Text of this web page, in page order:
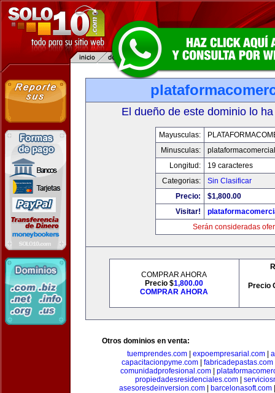
El dueño de este dominio lo
Mayusculas:
Minusculas:
Longitud:
19 caracteres
Categorias:
Sin Clasificar
Precio:
$1,800.00
Visitar!
Serán consideradas
COMPRAR AHORA
Precio $1,800.00
COMPRAR AHORA
Precio
Otros dominios en venta:
tuemprendes.com
expoempresarial.com
capacitacionpyme.com
fabricadepastas.com
comunidadprofesional.com|
propiedadesresidenciales.com
asesoresdeinversion.com
barcelonasoft.com